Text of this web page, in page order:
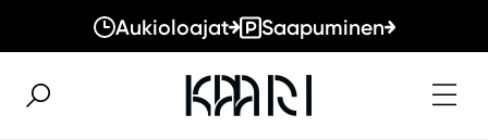
Aukioloajat Saapuminen